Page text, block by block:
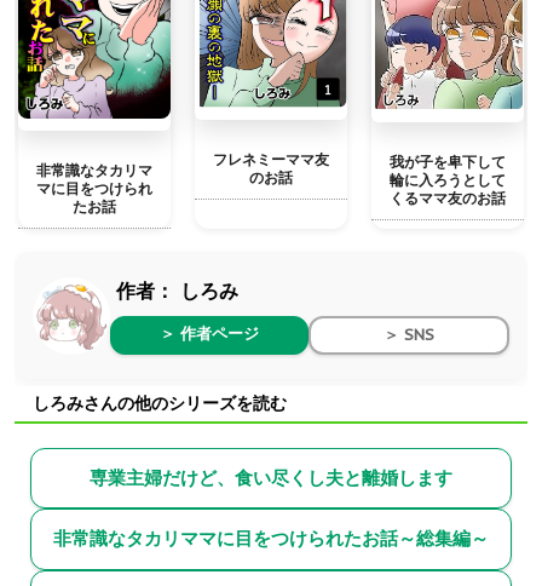
非常識なタカリマ
マに目をつけられ
たお話
フレネミーママ友
のお話
我が子を卑下して
輪に入ろうとして
くるママ友のお話
作者： しろみ
＞ 作者ページ ＞ SNS
しろみさんの他のシリーズを読む
専業主婦だけど、食い尽くし夫と離婚します
非常識なタカリママに目をつけられたお話～総集編～